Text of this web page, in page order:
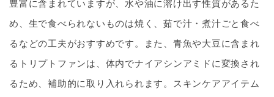
豊富に含まれていますが、水や油に溶け出す性質があるた
め、生で食べられないものは焼く、茹で汁・煮汁ごと食べ
るなどの工夫がおすすめです。また、青魚や大豆に含まれ
るトリプトファンは、体内でナイアシンアミドに変換され
るため、補助的に取り入れられます。スキンケアアイテム